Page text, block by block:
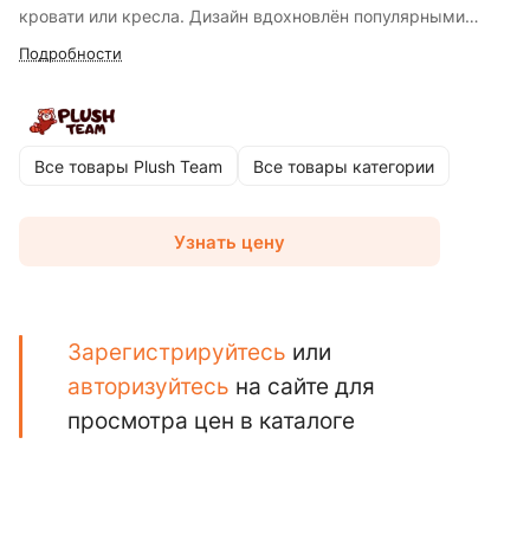
кровати или кресла. Дизайн вдохновлён популярными
супергероями и создаёт атмосферу приключений и
для детей, подростков и взрослых, обожающих атмосферу
суперсил и спасения мира!
Подробности
Все товары Plush Team Все товары категории
Узнать цену
Зарегистрируйтесь или
авторизуйтесь на сайте для
просмотра цен в каталоге